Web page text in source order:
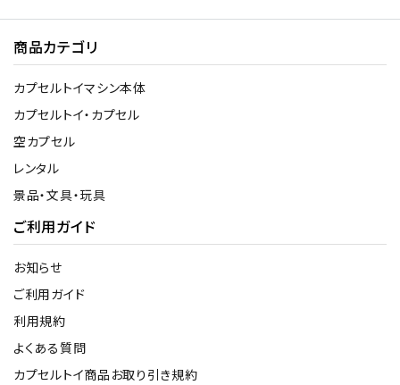
商品カテゴリ
カプセルトイマシン本体
カプセルトイ・カプセル
空カプセル
レンタル
景品・文具・玩具
ご利用ガイド
お知らせ
ご利用ガイド
利用規約
よくある質問
カプセルトイ商品お取り引き規約